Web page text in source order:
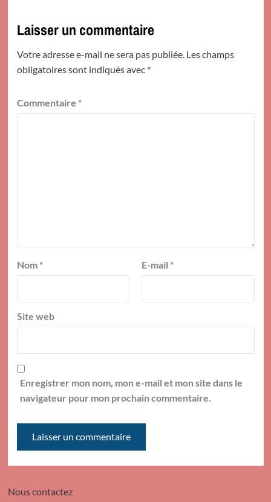
Laisser un commentaire
Votre adresse e-mail ne sera pas publiée. Les champs
obligatoires sont indiqués avec *
Commentaire *
Nom * E-mail *
Site web
Enregistrer mon nom, mon e-mail et mon site dans le
navigateur pour mon prochain commentaire.
Nous contactez